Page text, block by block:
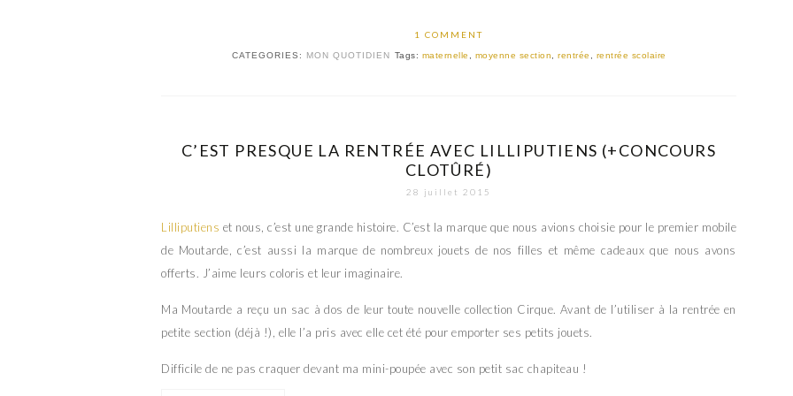
1 COMMENT
CATEGORIES: MON QUOTIDIEN Tags: maternelle moyenne section rentrée rentrée scolaire
C’EST PRESQUE LA RENTRÉE AVEC LILLIPUTIENS (+CONCOURS
CLOTÛRÉ)
28 juillet 2015
Lilliputiens et nous, c’est une grande histoire. C’est la marque que nous avions choisie pour le premier mobile
de Moutarde, c’est aussi la marque de nombreux jouets de nos filles et même cadeaux que nous avons
offerts. J’aime leurs coloris et leur imaginaire.
Ma Moutarde a reçu un sac à dos de leur toute nouvelle collection Cirque. Avant de l’utiliser à la rentrée en
petite section (déjà !), elle l’a pris avec elle cet été pour emporter ses petits jouets.
Difficile de ne pas craquer devant ma mini-poupée avec son petit sac chapiteau !